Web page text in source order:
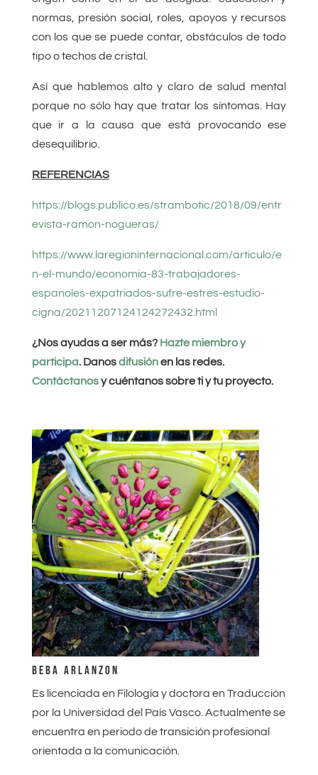
normas, presión social, roles, apoyos y recursos
con los que se puede contar, obstáculos de todo
tipo o techos de cristal.
Así que hablemos alto y claro de salud mental
porque no sólo hay que tratar los síntomas. Hay
que ir a la causa que está provocando ese
desequilibrio.
REFERENCIAS
https://blogs.publico.es/strambotic/2018/09/entr
evista-ramon-nogueras/
https://www.laregioninternacional.com/articulo/e
n-el-mundo/economia-83-trabajadores-
espanoles-expatriados-sufre-estres-estudio-
cigna/20211207124124272432.html
¿Nos ayudas a ser más? Hazte miembro y
participa. Danosdifusiónen las redes.
Contáctanosy cuéntanos sobre ti y tu proyecto.
BEBA ARLANZON
Es licenciada en Filología y doctora en Traducción
por la Universidad del País Vasco. Actualmente se
encuentra en periodo de transición profesional
orientada a la comunicación.